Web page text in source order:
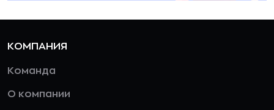
КОМПАНИЯ
Команда
О компании